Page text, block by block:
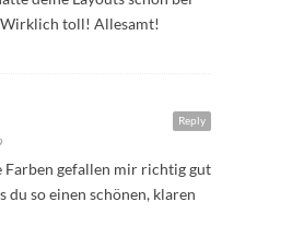
toll! Allesamt!
Reply
Farben gefallen mir richtig gut
du so einen schönen, klaren